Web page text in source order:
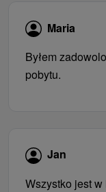
Maria
Byłem
pobytu.
Jan
Wszystko jest w